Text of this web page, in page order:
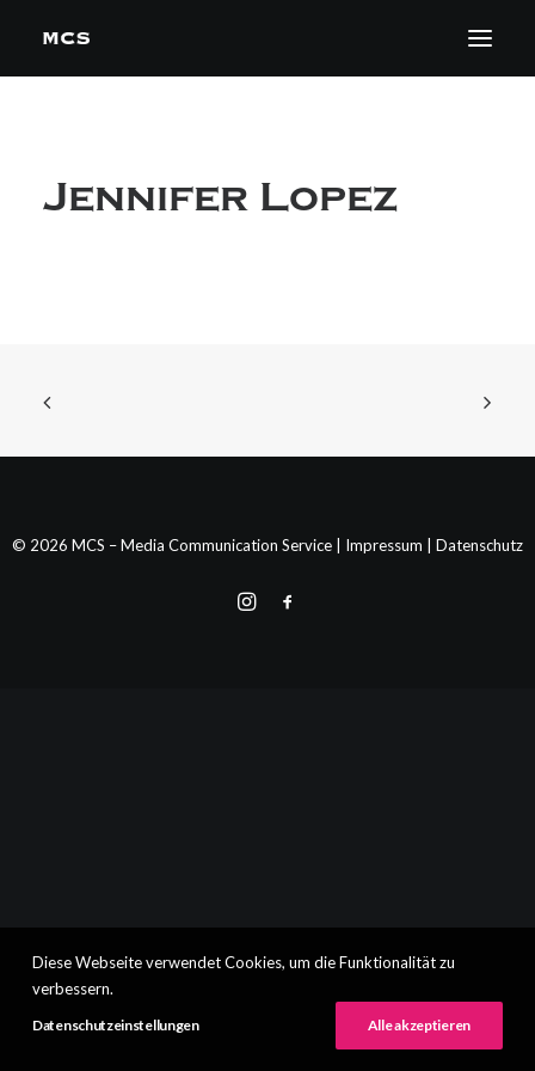
Jennifer Lopez
© 2026 MCS – Media Communication Service | Impressum Datenschutz
Diese Webseite verwendet Cookies, um die Funktionalität zu
verbessern.
Datenschutzeinstellungen Alle akzeptieren